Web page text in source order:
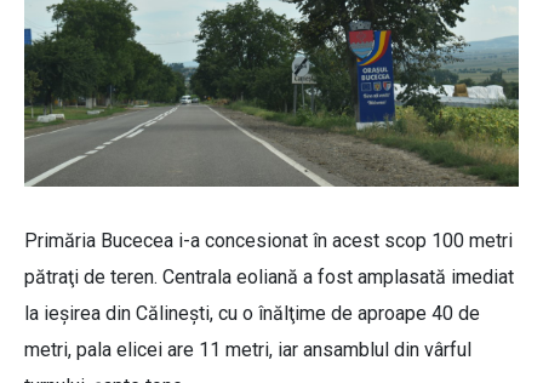
Primăria Bucecea i-a concesionat în acest scop 100 metri
pătraţi de teren. Centrala eoliană a fost amplasată imediat
la ieşirea din Călineşti, cu o înălţime de aproape 40 de
metri, pala elicei are 11 metri, iar ansamblul din vârful